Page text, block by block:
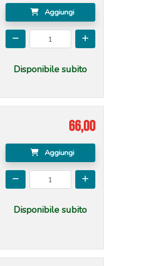
Aggiungi
Disponibile subito
66,00
Aggiungi
Disponibile subito